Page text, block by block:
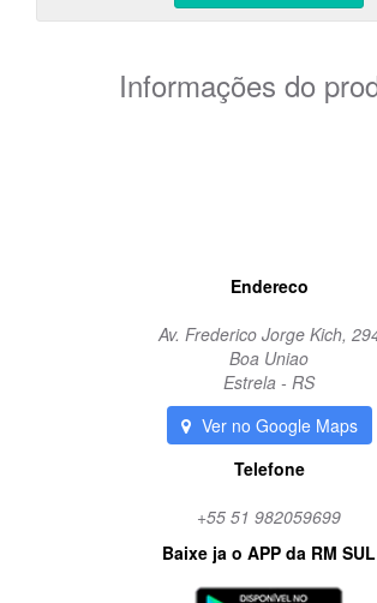
Informações do
Endereco
Av. Frederico Jorge Kich,
Boa Uniao
Estrela - RS
Ver no Google Maps
Telefone
+55 51 982059699
Baixe ja o APP da RM SUL